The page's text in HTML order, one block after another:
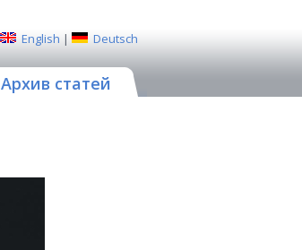
English | Deutsch
Архив статей